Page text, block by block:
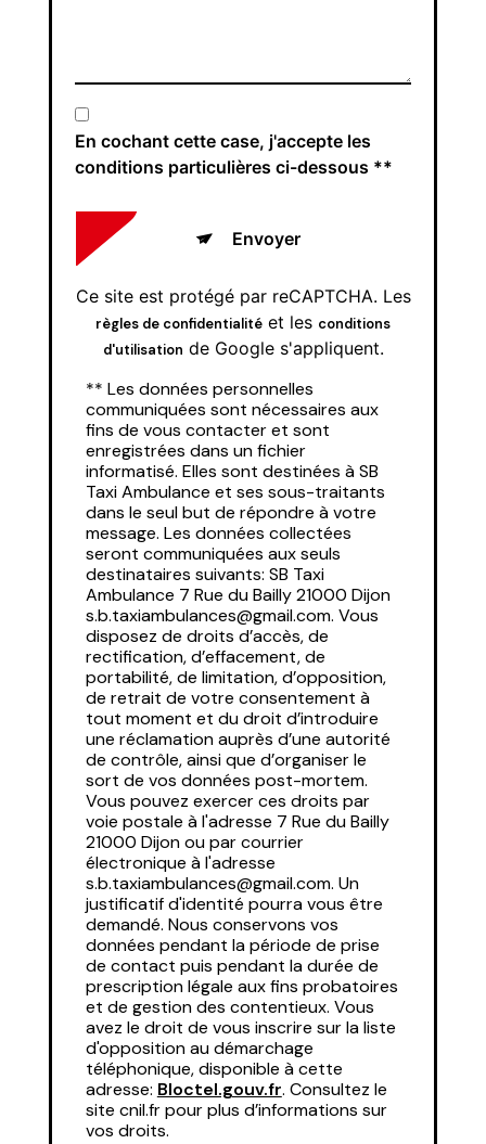
En cochant cette case, j'accepte les
conditions particulières ci-dessous **
Envoyer
Ce site est protégé par reCAPTCHA. Les
règles de confidentialité et les conditions
d'utilisation de Google s'appliquent.
** Les données personnelles
communiquées sont nécessaires aux
fins de vous contacter et sont
enregistrées dans un fichier
informatisé. Elles sont destinées à SB
Taxi Ambulance et ses sous-traitants
dans le seul but de répondre à votre
message. Les données collectées
seront communiquées aux seuls
destinataires suivants: SB Taxi
Ambulance 7 Rue du Bailly 21000 Dijon
s.b.taxiambulances@gmail.com. Vous
disposez de droits d’accès, de
rectification, d’effacement, de
portabilité, de limitation, d’opposition,
de retrait de votre consentement à
tout moment et du droit d’introduire
une réclamation auprès d’une autorité
de contrôle, ainsi que d’organiser le
sort de vos données post-mortem.
Vous pouvez exercer ces droits par
voie postale à l'adresse 7 Rue du Bailly
21000 Dijon ou par courrier
électronique à l'adresse
s.b.taxiambulances@gmail.com. Un
justificatif d'identité pourra vous être
demandé. Nous conservons vos
données pendant la période de prise
de contact puis pendant la durée de
prescription légale aux fins probatoires
et de gestion des contentieux. Vous
avez le droit de vous inscrire sur la liste
d'opposition au démarchage
téléphonique, disponible à cette
adresse: Bloctel.gouv.fr. Consultez le
site cnil.fr pour plus d’informations sur
vos droits.